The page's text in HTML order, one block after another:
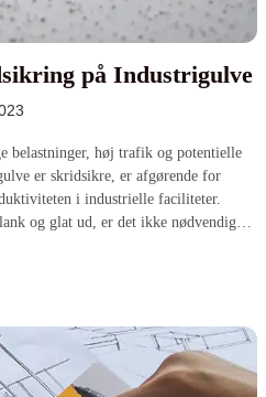
på Industrigulve
belastninger, høj trafik og potentielle
er skridsikre, er afgørende for
i industrielle faciliteter.
og glat ud, er det ikke nødvendigvis
af industrigulve er essentiel.